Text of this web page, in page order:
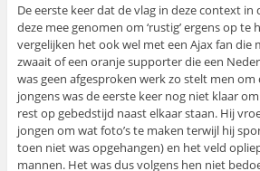
De eerste keer dat de vlag in deze context
deze mee genomen om ‘rustig’ ergens op te
vergelijken het ook wel met een Ajax fan die
zwaait of een oranje supporter die een
was geen afgesproken werk zo stelt men
jongens was de eerste keer nog niet klaar
rest op gebedstijd naast elkaar staan. Hij
jongen om wat foto’s te maken terwijl hij
toen niet was opgehangen) en het veld
mannen. Het was dus volgens hen niet